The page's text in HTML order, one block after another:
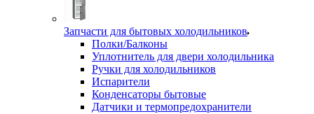
Запчасти для бытовых холодильников
Полки/Балконы
Уплотнитель для двери холодильника
Ручки для холодильников
Испарители
Конденсаторы бытовые
Датчики и термопредохранители